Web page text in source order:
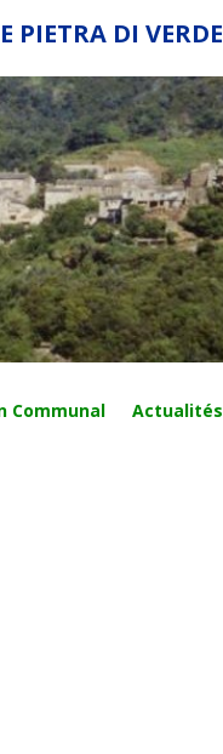
PIETRA DI VERDE
Communal Actualités